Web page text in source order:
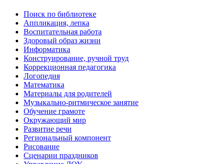
Поиск по библиотеке
Аппликация, лепка
Воспитательная работа
Здоровый образ жизни
Информатика
Конструирование, ручной труд
Коррекционная педагогика
Логопедия
Математика
Материалы для родителей
Музыкально-ритмическое занятие
Обучение грамоте
Окружающий мир
Развитие речи
Региональный компонент
Рисование
Сценарии праздников